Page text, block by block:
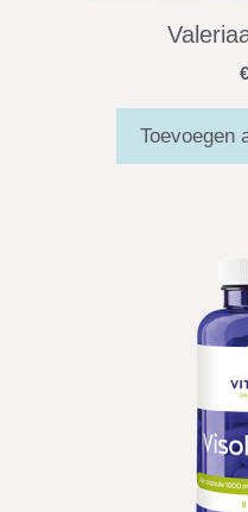
€
Toevoegen